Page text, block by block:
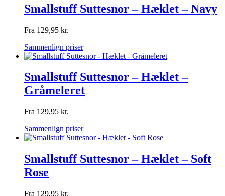
Smallstuff Suttesnor – Hæklet – Navy
Fra 129,95 kr.
Sammenlign priser
Smallstuff Suttesnor – Hæklet –
Gråmeleret
Fra 129,95 kr.
Sammenlign priser
Smallstuff Suttesnor – Hæklet – Soft
Rose
Fra 129,95 kr.